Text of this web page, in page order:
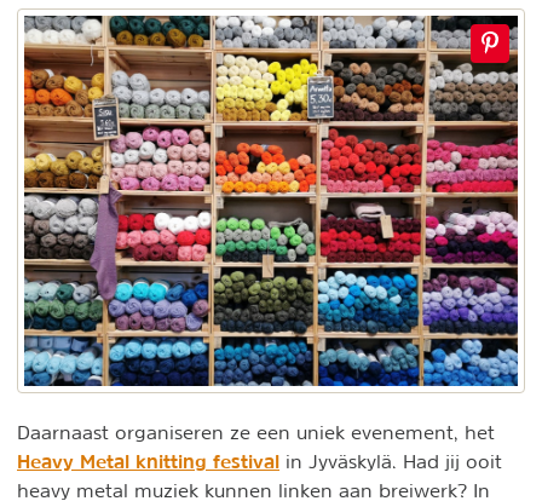
Daarnaast organiseren ze een uniek evenement, het
Heavy Metal knitting festival in Jyväskylä. Had jij ooit
heavy metal muziek kunnen linken aan breiwerk? In